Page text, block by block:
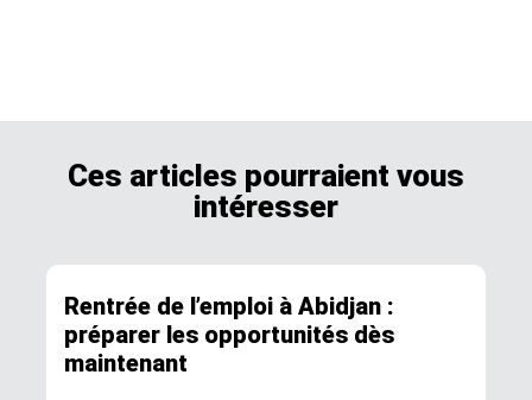
Ces articles pourraient vous
intéresser
Rentrée de l’emploi à Abidjan :
préparer les opportunités dès
maintenant